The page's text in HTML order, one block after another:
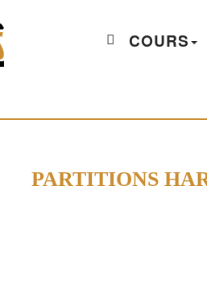
COURS
PARTITIONS